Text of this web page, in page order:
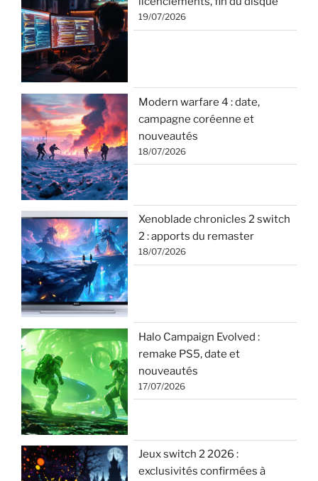
19/07/2026
Modern warfare 4 : date,
campagne coréenne et
nouveautés
18/07/2026
Xenoblade chronicles 2 switch
2 : apports du remaster
18/07/2026
Halo Campaign Evolved :
remake PS5, date et
nouveautés
17/07/2026
Jeux switch 2 2026 :
exclusivités confirmées à